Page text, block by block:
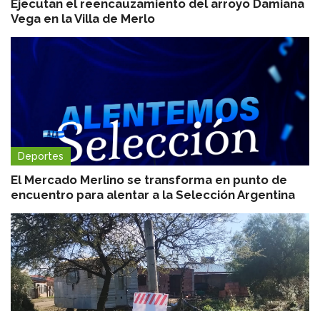
Ejecutan el reencauzamiento del arroyo Damiana
Vega en la Villa de Merlo
Deportes
El Mercado Merlino se transforma en punto de
encuentro para alentar a la Selección Argentina